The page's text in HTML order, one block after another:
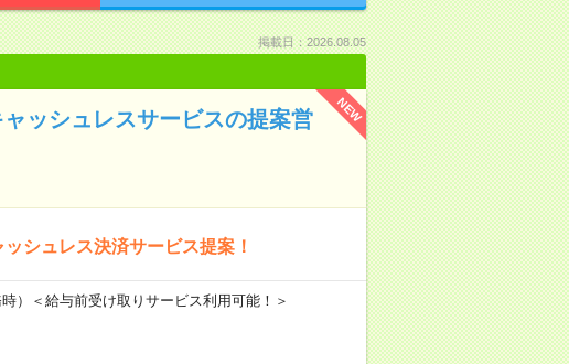
掲載日：2026.08.05
NEW
ッシュレスサービスの提案営
シュレス決済サービス提案！
）＜給与前受け取りサービス利用可能！＞